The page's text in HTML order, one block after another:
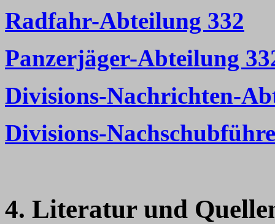
Radfahr-Abteilung 332
Panzerjäger-Abteilung
Divisions-Nachrichten-
Divisions-
4. Literatur und